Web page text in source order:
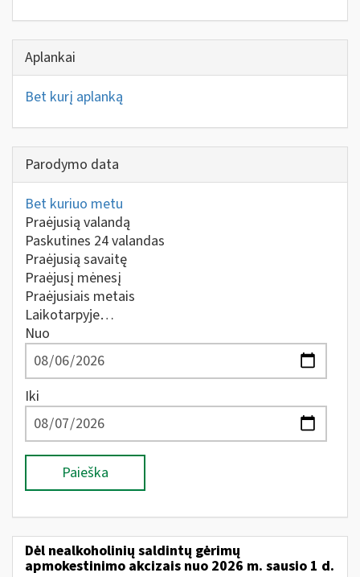
Aplankai
Bet kurį aplanką
Parodymo data
Bet kuriuo metu
Praėjusią valandą
Paskutines 24 valandas
Praėjusią savaitę
Praėjusį mėnesį
Praėjusiais metais
Laikotarpyje…
Nuo
Iki
Paieška
Dėl nealkoholinių saldintų gėrimų
apmokestinimo akcizais nuo 2026 m. sausio 1 d.